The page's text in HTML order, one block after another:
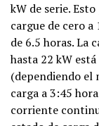
kW de serie.
cargue de cero
de 6.5 horas. La
hasta 22 kW
(dependiendo el
carga a 3:45
corriente